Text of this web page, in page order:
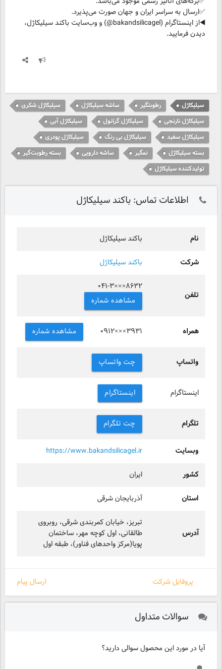
◀️از اینستاگرام (bakandsilicagel@) و وب‌سایت باکند سیلیکاژل،
دیدن فرمایید.
سیلیکاژل رطوبتگیر ساشه سیلیکاژل
سیلیکاژل شکری
سیلیکاژل نارنجی
سیلیکاژل گرانول
سیلیکاژل آبی
سیلیکاژل سفید
سیلیکاژل بی رنگ
سیلیکاژل پودری
بسته سیلیکاژل
نمگیر ساشه دارویی
بسته رطوبت‌گیر
تولیدکننده سیلیکاژل
اطلاعات تماس: باکند سیلیکاژل
نام باکند سیلیکاژل
شرکت باکند سیلیکاژل
تلفن
۰۴۱-۳×××۸۶۳۲
مشاهده شماره
همراه ۰۹۱۲×××۳۹۳۱ مشاهده شماره
واتساپ چت واتساپ
اینستاگرام اینستاگرام
تلگرام چت تلگرام
وبسایت https://www.bakandsilicagel.ir
کشور ایران
استان آذربایجان شرقی
آدرس
تبریز، خیابان کمربندی شرقی، روبروی
طالقانی، اول کوچه مهر، ساختمان
پویا(مرکز واحدهای فناور)، طبقه اول
ارسال پیام پروفایل شرکت
سوالات متداول
آیا در مورد این محصول سوالی دارید؟